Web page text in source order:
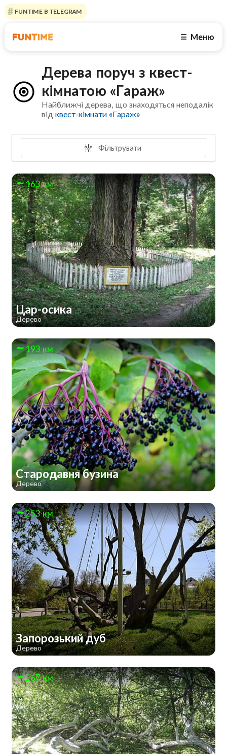
FUNTIME В TELEGRAM
☰ Меню
Дерева поруч з квест-
кімнатою «Гараж»
Найближчі дерева, що знаходяться неподалік
відквест-кімнати «Гараж»
Фільтрувати
163 км
Цар-осика
Дерево
193 км
Стародавня бузина
Дерево
253 км
Запорозький дуб
Дерево
267 км